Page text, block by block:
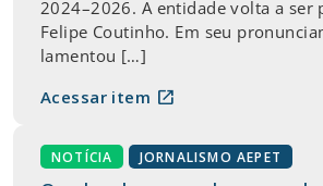
2024–2026. A entidade volta a ser
Felipe Coutinho. Em seu
lamentou […]
Acessar item open_in_new
NOTÍCIA JORNALISMO AEPET